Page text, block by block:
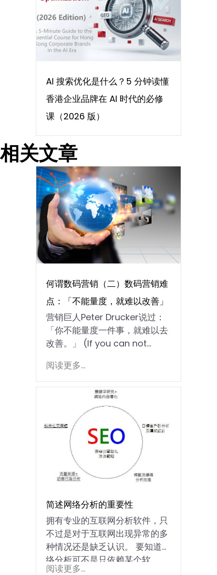
AI 搜索优化是什么？5 分钟读懂
香港企业品牌在 AI 时代的必修
课（2026 版）
相关文章
何谓数码营销（二）数码营销难
点：「不能量度，就难以改善」
营销巨人Peter Drucker说过：
「你不能量度一件事，就难以去
改善。」 (If you can not...
阅读更多...
简述网络分析的重要性
拥有专业的互联网分析软件，只
不过是对于互联网出现异常的多
种情况还是缺乏认识。 要知道网
络分析可不是只依赖某个软...
阅读更多...